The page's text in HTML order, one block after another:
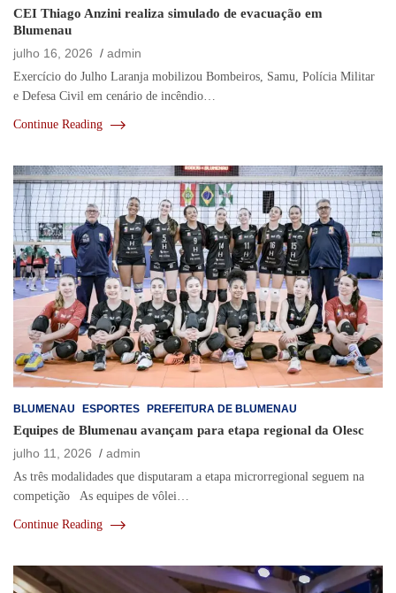
CEI Thiago Anzini realiza simulado de evacuação em
Blumenau
julho 16, 2026
admin
Exercício do Julho Laranja mobilizou Bombeiros, Samu, Polícia Militar
e Defesa Civil em cenário de incêndio…
Continue Reading
BLUMENAU ESPORTES PREFEITURA DE BLUMENAU
Equipes de Blumenau avançam para etapa regional da Olesc
julho 11, 2026
admin
As três modalidades que disputaram a etapa microrregional seguem na
competição As equipes de vôlei…
Continue Reading